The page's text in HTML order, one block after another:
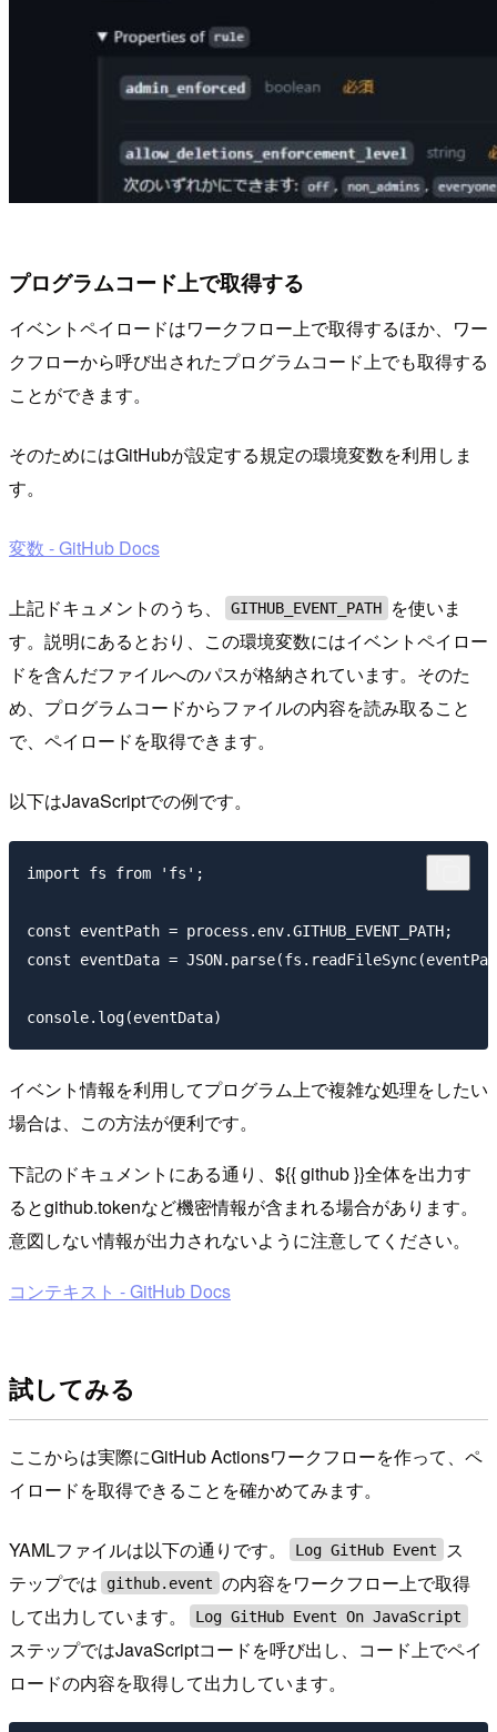
プログラムコード上で取得する
イベントペイロードはワークフロー上で取得するほか、ワー
クフローから呼び出されたプログラムコード上でも取得する
ことができます。
そのためにはGitHubが設定する規定の環境変数を利用しま
す。
変数 - GitHub Docs
上記ドキュメントのうち、 GITHUB_EVENT_PATH
を使いま
す。説明にあるとおり、この環境変数にはイベントペイロー
ドを含んだファイルへのパスが格納されています。そのた
め、プログラムコードからファイルの内容を読み取ること
で、ペイロードを取得できます。
以下はJavaScriptでの例です。
import fs from 'fs';
const eventPath = process.env.GITHUB_EVENT_PATH;
const eventData =
イベント情報を利用してプログラム上で複雑な処理をしたい
場合は、この方法が便利です。
下記のドキュメントにある通り、${{ github }}全体を出力す
るとgithub.tokenなど機密情報が含まれる場合があります。
意図しない情報が出力されないように注意してください。
コンテキスト - GitHub Docs
試してみる
ここからは実際にGitHub Actionsワークフローを作って、ペ
イロードを取得できることを確かめてみます。
YAMLファイルは以下の通りです。 Log GitHub Event
ス
テップでは
github.event の内容をワークフロー上で取得
して出力しています。
Log GitHub Event On JavaScript
ステップではJavaScriptコードを呼び出し、コード上でペイ
ロードの内容を取得して出力しています。